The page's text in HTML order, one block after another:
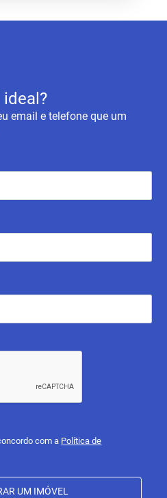
email e telefone que um
com a Política de
UM IMÓVEL